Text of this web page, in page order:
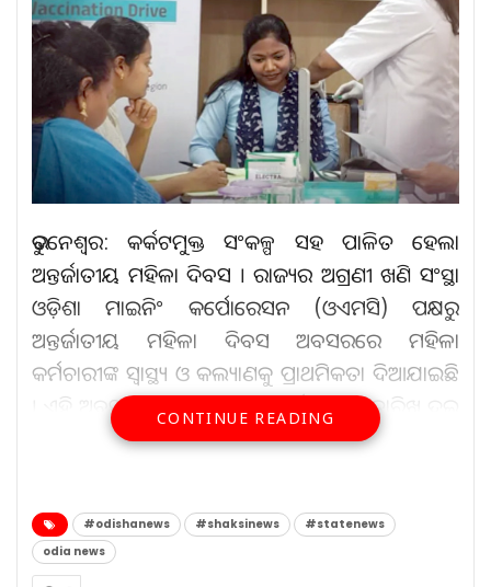
ଭୁବନେଶ୍ୱର: କର୍କଟମୁକ୍ତ ସଂକଳ୍ପ ସହ ପାଳିତ ହେଲା
ଅନ୍ତର୍ଜାତୀୟ ମହିଳା ଦିବସ । ରାଜ୍ୟର ଅଗ୍ରଣୀ ଖଣି ସଂସ୍ଥା
ଓଡ଼ିଶା ମାଇନିଂ କର୍ପୋରେସନ (ଓଏମସି) ପକ୍ଷରୁ
ଅନ୍ତର୍ଜାତୀୟ ମହିଳା ଦିବସ ଅବସରରେ ମହିଳା
କର୍ମଚାରୀଙ୍କ ସ୍ୱାସ୍ଥ୍ୟ ଓ କଲ୍ୟାଣକୁ ପ୍ରାଥମିକତା ଦିଆଯାଇଛି
। ଏହି ଅବସରରେ ସଂସ୍ଥା ପକ୍ଷରୁ ମାର୍ଚ୍ଚ ୬ ଓ ୭ ତାରିଖ ଦୁଇ
ଦିନ ଧରି ଏକ ସ୍ୱତନ୍ତ୍ର ‘ସର୍ଭାଇକାଲ କ୍ୟାନସର’ ଟିକାକରଣ
ଆହୁରି ପଢ଼ନ୍ତୁ...
CONTINUE READING
#odishanews #shaksinews
#statenews
odia news